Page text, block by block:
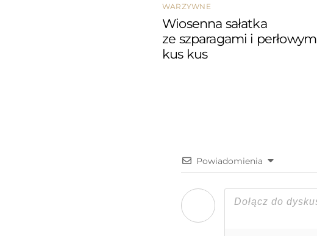
WARZYWNE
Wiosenna sałatka
ze szparagami i perłowym
kus kus
Powiadomienia